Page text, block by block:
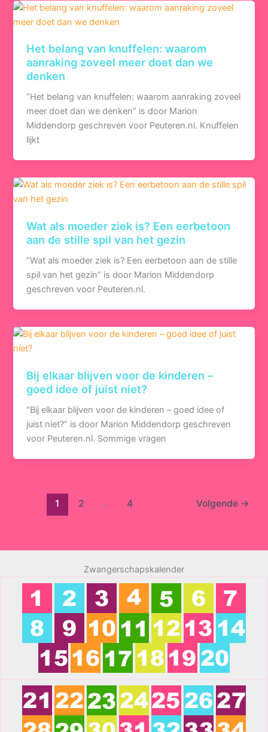
Het belang van knuffelen: waarom
aanraking zoveel meer doet dan we
denken
“Het belang van knuffelen: waarom aanraking zoveel
meer doet dan we denken” is door Marion
Middendorp geschreven voor Peuteren.nl. Knuffelen
lijkt
Wat als moeder ziek is? Een eerbetoon
aan de stille spil van het gezin
“Wat als moeder ziek is? Een eerbetoon aan de stille
spil van het gezin” is door Marion Middendorp
geschreven voor Peuteren.nl.
Bij elkaar blijven voor de kinderen –
goed idee of juist niet?
“Bij elkaar blijven voor de kinderen – goed idee of
juist niet?” is door Marion Middendorp geschreven
voor Peuteren.nl. Sommige vragen
1 2 … 4 Volgende →
Zwangerschapskalender